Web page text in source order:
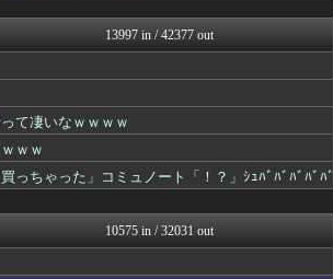
芸能人の気になる噂
ダイエット速報＠2ちゃんね...
バズッター速報
ハロン棒ch
...
婚外ちゃんねる
...
海外の反応スポーツ
げぇ速
まとめCUP
13997 in / 42377 out
て凄いなｗｗｗｗ
ｗｗ
っちゃった」コミュノート「！？」ｼｭﾊﾞﾊﾞﾊﾞﾊﾞﾊﾞ
10575 in / 32031 out